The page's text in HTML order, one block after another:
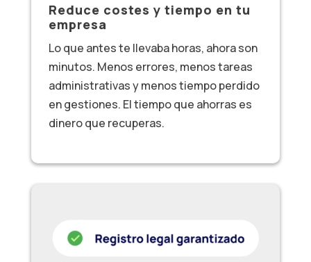
Reduce costes y tiempo en tu
empresa
Lo que antes te llevaba horas, ahora son
minutos. Menos errores, menos tareas
administrativas y menos tiempo perdido
en gestiones. El tiempo que ahorras es
dinero que recuperas.